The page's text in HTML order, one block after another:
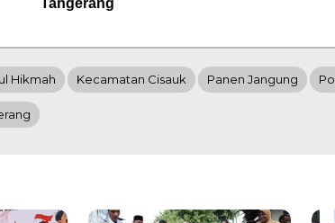
Hikmah Kecamatan Cisauk Panen Jangung